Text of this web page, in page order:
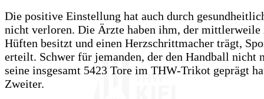
Die positive Einstellung hat auch durch
nicht verloren. Die Ärzte haben ihm, der mittlerweile
Hüften besitzt und einen Herzschrittmacher trägt,
erteilt. Schwer für jemanden, der den Handball nicht
seine insgesamt 5423 Tore im THW-Trikot geprägt
Zweiter.